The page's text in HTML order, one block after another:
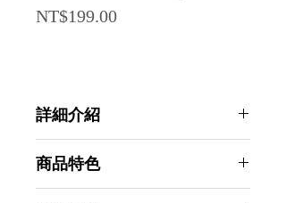
NT$199.00Price
詳細介紹
商品特色